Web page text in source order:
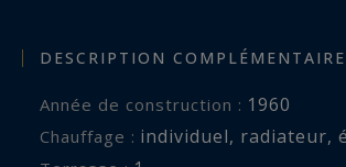
DESCRIPTION COMPLÉMENTAIRE
Année de construction : 1960
Chauffage : individuel, radiateur,